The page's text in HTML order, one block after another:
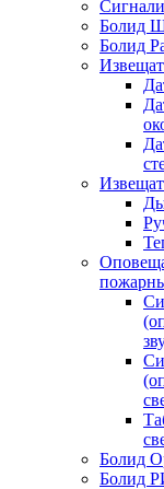
Болид
Болид
Болид
Болид